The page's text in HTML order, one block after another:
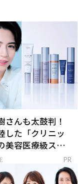
さんも太鼓判！
した「クリニッ
美容医療級スキ
PR